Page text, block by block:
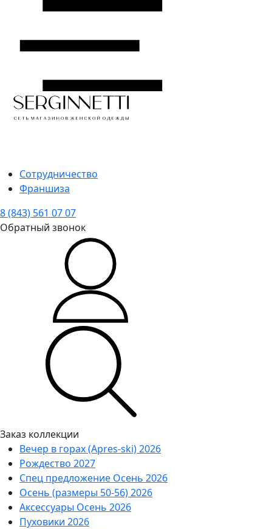
Сотрудничество
Франшиза
8 (843) 561 07 07
Обратный звонок
Заказ коллекции
Вечер в горах (Apres-ski) 2026
Рождество 2027
Спец предложение Осень 2026
Осень (размеры 50-56) 2026
Аксессуары Осень 2026
Пуховики 2026